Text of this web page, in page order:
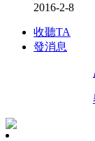
2016-2-8
收聽TA
發消息